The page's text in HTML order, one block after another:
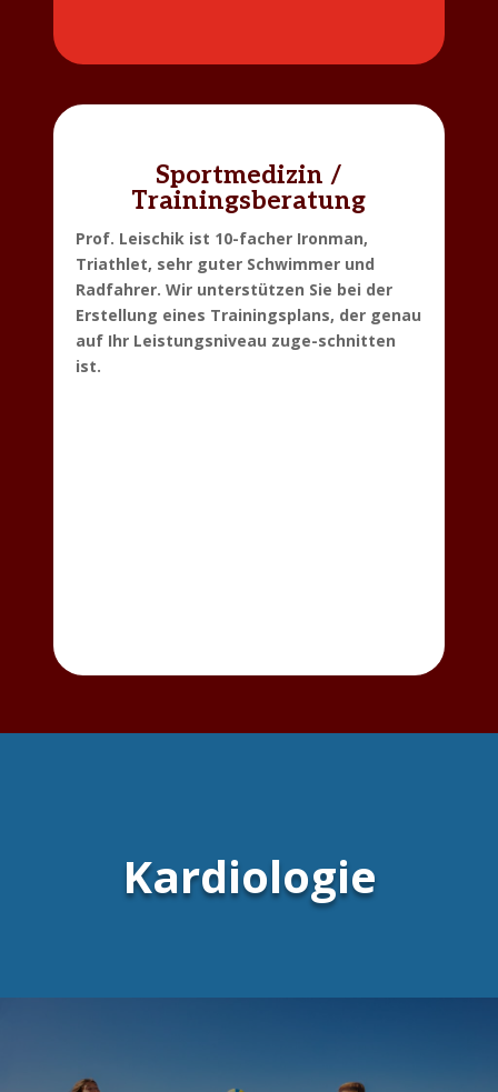
Sportmedizin /
Trainingsberatung
Prof. Leischik ist 10-facher Ironman,
Triathlet, sehr guter Schwimmer und
Radfahrer. Wir unterstützen Sie bei der
Erstellung eines Trainingsplans, der genau
auf Ihr Leistungsniveau zuge-schnitten
ist.
Kardiologie